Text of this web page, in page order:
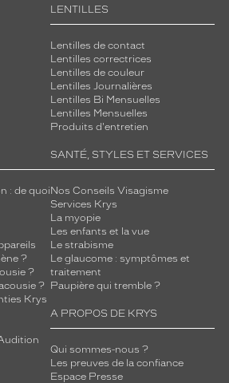
LENTILLES
Lentilles de contact
Lentilles correctrices
Lentilles de couleur
Lentilles Journalières
Lentilles Bi Mensuelles
Lentilles Mensuelles
Produits d'entretien
: de quoi
?
?
?
Krys
SANTÉ, STYLES ET SERVICES
Nos Conseils Visagisme
Services Krys
La myopie
Les enfants et la vue
Le strabisme
Le glaucome : symptômes et
traitement
Paupière qui tremble ?
A PROPOS DE KRYS
Qui sommes-nous ?
Les preuves de la confiance
Espace Presse